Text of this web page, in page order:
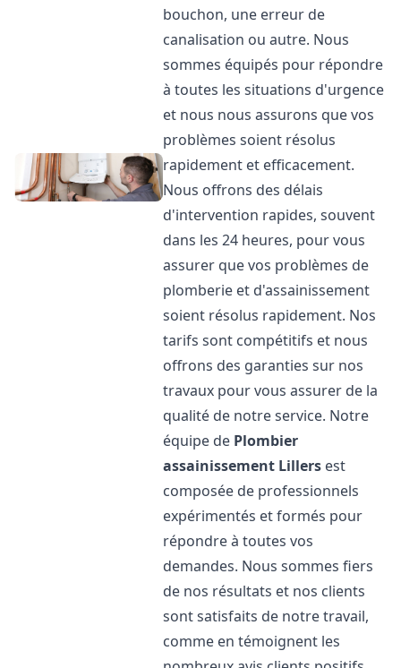
bouchon, une erreur de
canalisation ou autre. Nous
sommes équipés pour répondre
à toutes les situations d'urgence
et nous nous assurons que vos
problèmes soient résolus
rapidement et efficacement.
Nous offrons des délais
d'intervention rapides, souvent
dans les 24 heures, pour vous
assurer que vos problèmes de
plomberie et d'assainissement
soient résolus rapidement. Nos
tarifs sont compétitifs et nous
offrons des garanties sur nos
travaux pour vous assurer de la
qualité de notre service. Notre
équipe de Plombier
assainissement Lillers est
composée de professionnels
expérimentés et formés pour
répondre à toutes vos
demandes. Nous sommes fiers
de nos résultats et nos clients
sont satisfaits de notre travail,
comme en témoignent les